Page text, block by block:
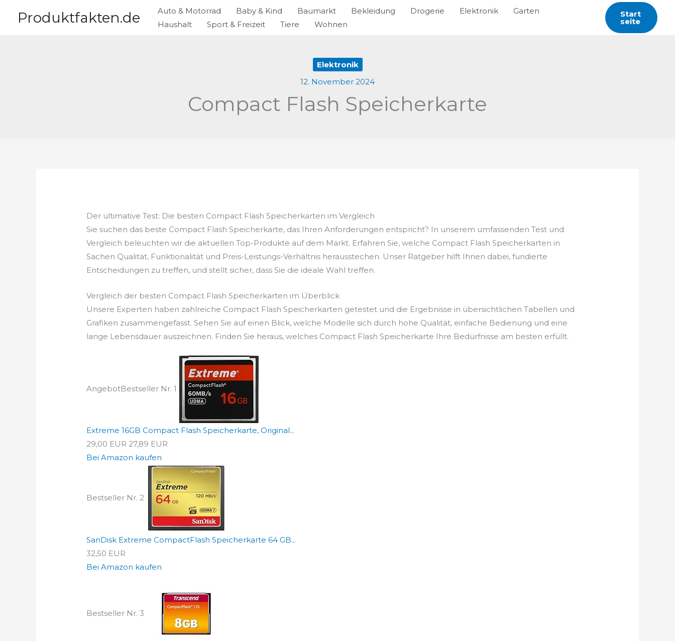
InhaltProduktfakten.de Auto & Motorrad Baby & Kind Baumarkt Bekleidung Drogerie Elektronik
Garten
Haushalt
Sport & Freizeit Tiere Wohnen
Start
Seite
Elektronik
12. November 2024
Compact Flash Speicherkarte
Der ultimative Test: Die besten Compact Flash Speicherkarten im Vergleich
Sie suchen das beste Compact Flash Speicherkarte, das Ihren Anforderungen entspricht? In unserem umfassenden Test und
Vergleich beleuchten wir die aktuellen Top-Produkte auf dem Markt. Erfahren Sie, welche Compact Flash Speicherkarten in
Sachen Qualität, Funktionalität und Preis-Leistungs-Verhältnis herausstechen. Unser Ratgeber hilft Ihnen dabei, fundierte
Entscheidungen zu treffen, und stellt sicher, dass Sie die ideale Wahl treffen.
Vergleich der besten Compact Flash Speicherkarten im Überblick
Unsere Experten haben zahlreiche Compact Flash Speicherkarten getestet und die Ergebnisse in übersichtlichen Tabellen und
Grafiken zusammengefasst. Sehen Sie auf einen Blick, welche Modelle sich durch hohe Qualität, einfache Bedienung und eine
lange Lebensdauer auszeichnen. Finden Sie heraus, welches Compact Flash Speicherkarte Ihre Bedürfnisse am besten erfüllt.
AngebotBestseller Nr. 1
Extreme 16GB Compact Flash Speicherkarte, Original...
29,00 EUR 27,89 EUR
Bei Amazon kaufen
Bestseller Nr. 2
SanDisk Extreme CompactFlash Speicherkarte 64 GB...
32,50 EUR
Bei Amazon kaufen
Bestseller Nr. 3